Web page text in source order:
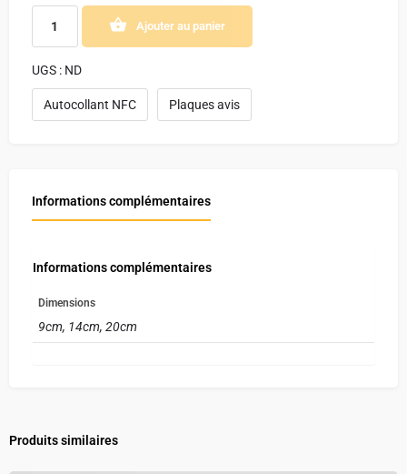
Ajouter au panier
UGS : ND
Autocollant NFC Plaques avis
Informations complémentaires
Informations complémentaires
Dimensions
9cm, 14cm, 20cm
Produits similaires